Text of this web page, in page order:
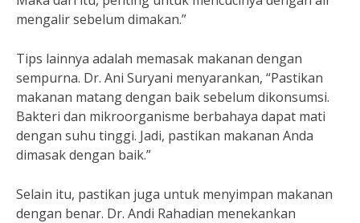
mengalir sebelum dimakan.”
Tips lainnya adalah memasak makanan dengan
sempurna. Dr. Ani Suryani menyarankan, “Pastikan
makanan matang dengan baik sebelum dikonsumsi.
Bakteri dan mikroorganisme berbahaya dapat mati
dengan suhu tinggi. Jadi, pastikan makanan Anda
dimasak dengan baik.”
Selain itu, pastikan juga untuk menyimpan makanan
dengan benar. Dr. Andi Rahadian menekankan